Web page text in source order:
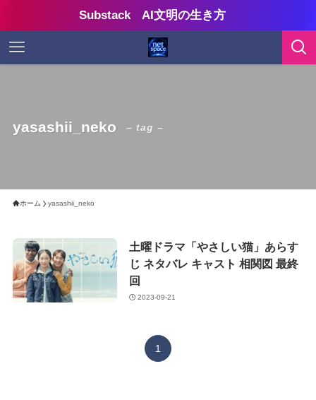
Substack AI文明の生き方
yasashii_neko – tag –
ホーム yasashii_neko
土曜ドラマ「やさしい猫」あらす
じ ネタバレ キャスト 相関図 最終
回
2023-09-21
1